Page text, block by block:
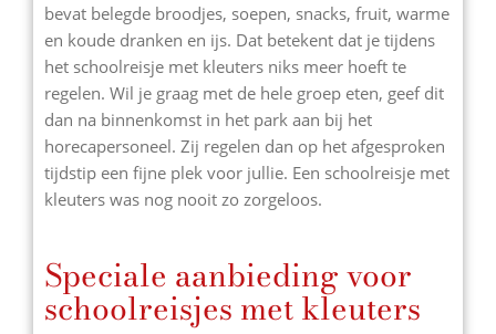
bevat belegde broodjes, soepen, snacks, fruit, warme
en koude dranken en ijs. Dat betekent dat je tijdens
het schoolreisje met kleuters niks meer hoeft te
regelen. Wil je graag met de hele groep eten, geef dit
dan na binnenkomst in het park aan bij het
horecapersoneel. Zij regelen dan op het afgesproken
tijdstip een fijne plek voor jullie. Een schoolreisje met
kleuters was nog nooit zo zorgeloos.
Speciale aanbieding voor
schoolreisjes met kleuters